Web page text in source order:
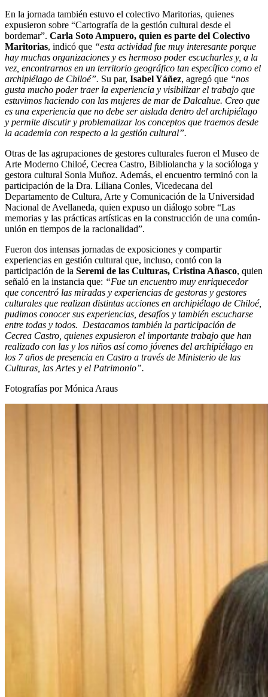
En la jornada también estuvo el colectivo Maritorias, quienes
expusieron sobre “Cartografía de la gestión cultural desde el
bordemar”. Carla Soto Ampuero, quien es parte del Colectivo
Maritorias, indicó que “esta actividad fue muy interesante porque
hay muchas organizaciones y es hermoso poder escucharles y, a la
vez, encontrarnos en un territorio geográfico tan específico como el
archipiélago de Chiloé”. Su par, Isabel Yáñez, agregó que “nos
gusta mucho poder traer la experiencia y visibilizar el trabajo que
estuvimos haciendo con las mujeres de mar de Dalcahue. Creo que
es una experiencia que no debe ser aislada dentro del archipiélago
y permite discutir y problematizar los conceptos que traemos desde
la academia con respecto a la gestión cultural”.
Otras de las agrupaciones de gestores culturales fueron el Museo de
Arte Moderno Chiloé, Cecrea Castro, Bibliolancha y la socióloga y
gestora cultural Sonia Muñoz. Además, el encuentro terminó con la
participación de la Dra. Liliana Conles, Vicedecana del
Departamento de Cultura, Arte y Comunicación de la Universidad
Nacional de Avellaneda, quien expuso un diálogo sobre “Las
memorias y las prácticas artísticas en la construcción de una común-
unión en tiempos de la racionalidad”.
Fueron dos intensas jornadas de exposiciones y compartir
experiencias en gestión cultural que, incluso, contó con la
participación de la Seremi de las Culturas, Cristina Añasco, quien
señaló en la instancia que: “Fue un encuentro muy enriquecedor
que concentró las miradas y experiencias de gestoras y gestores
culturales que realizan distintas acciones en archipiélago de Chiloé,
pudimos conocer sus experiencias, desafíos y también escucharse
entre todas y todos. Destacamos también la participación de
Cecrea Castro, quienes expusieron el importante trabajo que han
realizado con las y los niños así como jóvenes del archipiélago en
los 7 años de presencia en Castro a través de Ministerio de las
Culturas, las Artes y el Patrimonio”.
Fotografías por Mónica Araus